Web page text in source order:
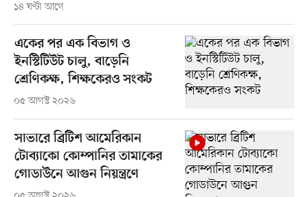
১৪ ঘণ্টা আগে
একের পর এক বিভাগ ও
ইনস্টিটিউট চালু, বাড়েনি
শ্রেণিকক্ষ, শিক্ষকেরও সংকট
০৫ আগস্ট ২০২৬
সাভারে ব্রিটিশ আমেরিকান
টোব্যাকো কোম্পানির তামাকের
গোডাউনে আগুন নিয়ন্ত্রণে